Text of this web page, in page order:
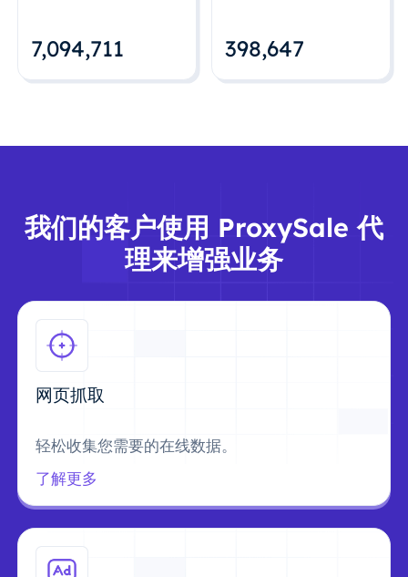
7,094,712 398,648
我们的客户使用 ProxySale 代
理来增强业务
网页抓取
轻松收集您需要的在线数据。
了解更多